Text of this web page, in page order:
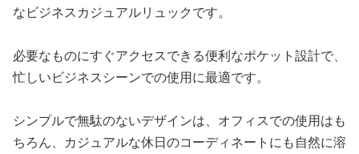
なビジネスカジュアルリュックです。
必要なものにすぐアクセスできる便利なポケット設計で、
忙しいビジネスシーンでの使用に最適です。
シンプルで無駄のないデザインは、オフィスでの使用はも
ちろん、カジュアルな休日のコーディネートにも自然に溶